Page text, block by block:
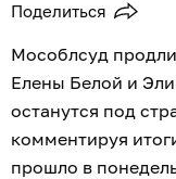
Поделиться
Мособлсуд
Елены Белой и
останутся под
комментируя
прошло в